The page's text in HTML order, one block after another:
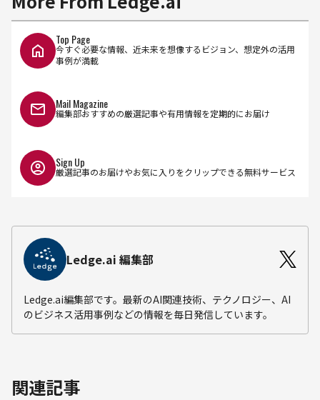
Top Page
今すぐ必要な情報、近未来を想像するビジョン、想定外の活用
事例が満載
Mail Magazine
編集部おすすめの厳選記事や有用情報を定期的にお届け
Sign Up
厳選記事のお届けやお気に入りをクリップできる無料サービス
Ledge.ai 編集部
Ledge.ai編集部です。最新のAI関連技術、テクノロジー、AI
のビジネス活用事例などの情報を毎日発信しています。
関連記事